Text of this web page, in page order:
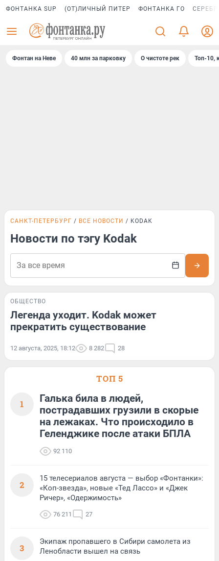
ФОНТАНКА SUP (ОТ)ЛИЧНЫЙ ПИТЕР ФОНТАНКА ГО
Фонтан на Неве 40 млн за парковку О чистоте рек Топ-10,
САНКТ-ПЕТЕРБУРГ ВСЕ НОВОСТИ KODAK
Новости по тэгу Kodak
ОБЩЕСТВО
Легенда уходит. Kodak может
прекратить существование
12 августа, 2025, 18:12 8 282 28
ТОП 5
1
Галька била в людей,
пострадавших грузили в скорые
на лежаках. Что происходило в
Геленджике после атаки БПЛА
92 110
2
15 телесериалов августа — выбор «Фонтанки»:
«Коп-звезда», новые «Тед Лассо» и «Джек
Ричер», «Одержимость»
76 211 27
3
Экипаж пропавшего в Сибири самолета из
Ленобласти вышел на связь